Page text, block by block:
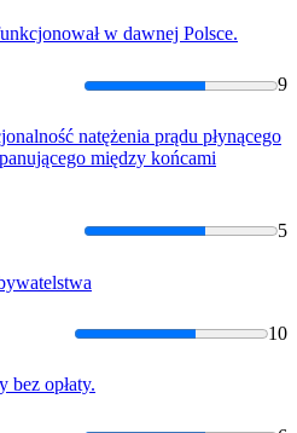
w dawnej Polsce.
9
natężenia prądu płynącego
między końcami
5
10
bez opłaty.